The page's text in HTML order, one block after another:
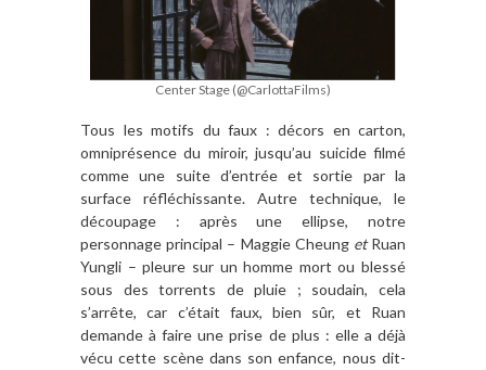
Center Stage (@CarlottaFilms)
Tous les motifs du faux : décors en carton,
omniprésence du miroir, jusqu’au suicide filmé
comme une suite d’entrée et sortie par la
surface réfléchissante. Autre technique, le
découpage : après une ellipse, notre
personnage principal – Maggie Cheung etRuan
Yungli – pleure sur un homme mort ou blessé
sous des torrents de pluie ; soudain, cela
s’arrête, car c’était faux, bien sûr, et Ruan
demande à faire une prise de plus : elle a déjà
vécu cette scène dans son enfance, nous dit-